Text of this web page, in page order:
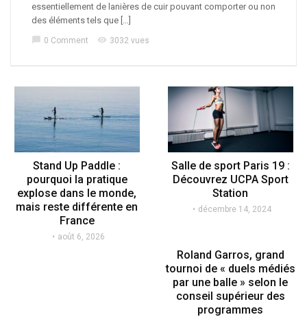
essentiellement de lanières de cuir pouvant comporter ou non
des éléments tels que […]
0 Comment visibility 3032 vues
Stand Up Paddle :
pourquoi la pratique
explose dans le monde,
mais reste différente en
France
août 6, 2026
Salle de sport Paris 19 :
Découvrez UCPA Sport
Station
décembre 14, 2024
Roland Garros, grand
tournoi de « duels médiés
par une balle » selon le
conseil supérieur des
programmes